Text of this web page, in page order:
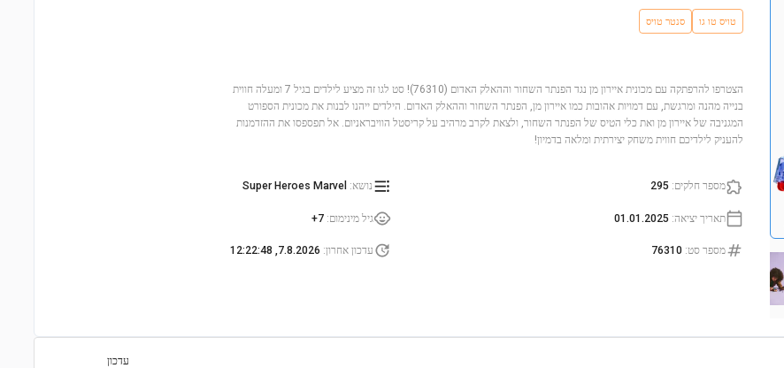
טויס טו גו סנטר טויס
הצטרפו להרפתקה עם מכונית איירון מן נגד הפנתר השחור וההאלק האדום (76310)! סט לגו זה מציע לילדים בגיל 7 ומעלה חווית
בנייה מהנה ומרגשת, עם דמויות אהובות כמו איירון מן, הפנתר השחור וההאלק האדום. הילדים ייהנו לבנות את מכונית הספורט
המגניבה של איירון מן ואת כלי הטיס של הפנתר השחור, ולצאת לקרב מרהיב על קריסטל הוויבראניום. אל תפספסו את ההזדמנות
להעניק לילדיכם חווית משחק יצירתית ומלאה בדמיון!
מספר חלקים:
295 נושא:
Super Heroes Marvel
תאריך יציאה:
01.01.2025 גיל מינימום:
7+
מספר סט:
76310 עדכון אחרון:
7.8.2026, 12:22:48
עדכון